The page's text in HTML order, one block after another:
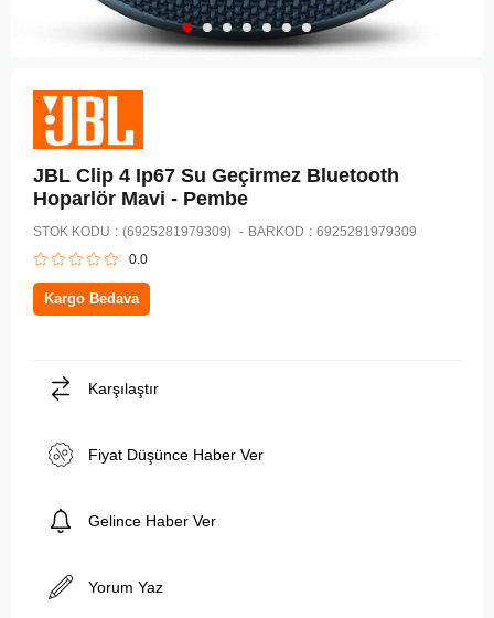
JBL Clip 4 Ip67 Su Geçirmez Bluetooth
Hoparlör Mavi - Pembe
STOK KODU (6925281979309) BARKOD : 6925281979309
0.0
Kargo Bedava
Karşılaştır
Fiyat Düşünce Haber Ver
Gelince Haber Ver
Yorum Yaz